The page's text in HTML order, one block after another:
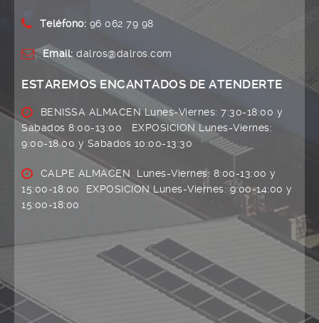
Teléfono: 96 062 79 98
Email: dalros@dalros.com
ESTAREMOS ENCANTADOS DE ATENDERTE
BENISSA ALMACEN Lunes-Viernes: 7:30-18:00 y
Sabados 8:00-13:00 EXPOSICION Lunes-Viernes:
9:00-18:00 y Sabados 10:00-13:30
CALPE ALMACEN Lunes-Viernes: 8:00-13:00 y
15:00-18:00 EXPOSICION Lunes-Viernes: 9:00-14:00 y
15:00-18:00